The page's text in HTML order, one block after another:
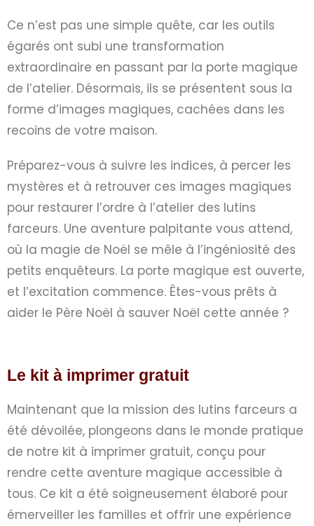
Ce n’est pas une simple quête, car les outils
égarés ont subi une transformation
extraordinaire en passant par la porte magique
de l’atelier. Désormais, ils se présentent sous la
forme d’images magiques, cachées dans les
recoins de votre maison.
Préparez-vous à suivre les indices, à percer les
mystères et à retrouver ces images magiques
pour restaurer l’ordre à l’atelier des lutins
farceurs. Une aventure palpitante vous attend,
où la magie de Noël se mêle à l’ingéniosité des
petits enquêteurs. La porte magique est ouverte,
et l’excitation commence. Êtes-vous prêts à
aider le Père Noël à sauver Noël cette année ?
Le kit à imprimer gratuit
Maintenant que la mission des lutins farceurs a
été dévoilée, plongeons dans le monde pratique
de notre kit à imprimer gratuit, conçu pour
rendre cette aventure magique accessible à
tous. Ce kit a été soigneusement élaboré pour
émerveiller les familles et offrir une expérience